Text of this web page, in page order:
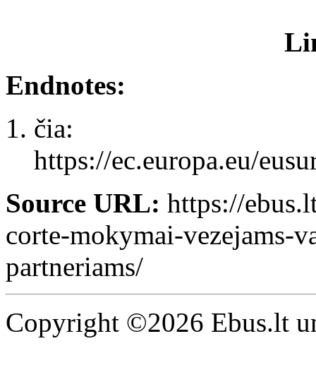
Endnotes:
čia:
https://ec.europa.eu/
Source URL: https://
corte-mokymai-vezejams-
partneriams/
Copyright ©2026 Ebus.lt